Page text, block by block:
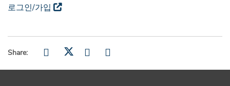
로그인/가입
Share: